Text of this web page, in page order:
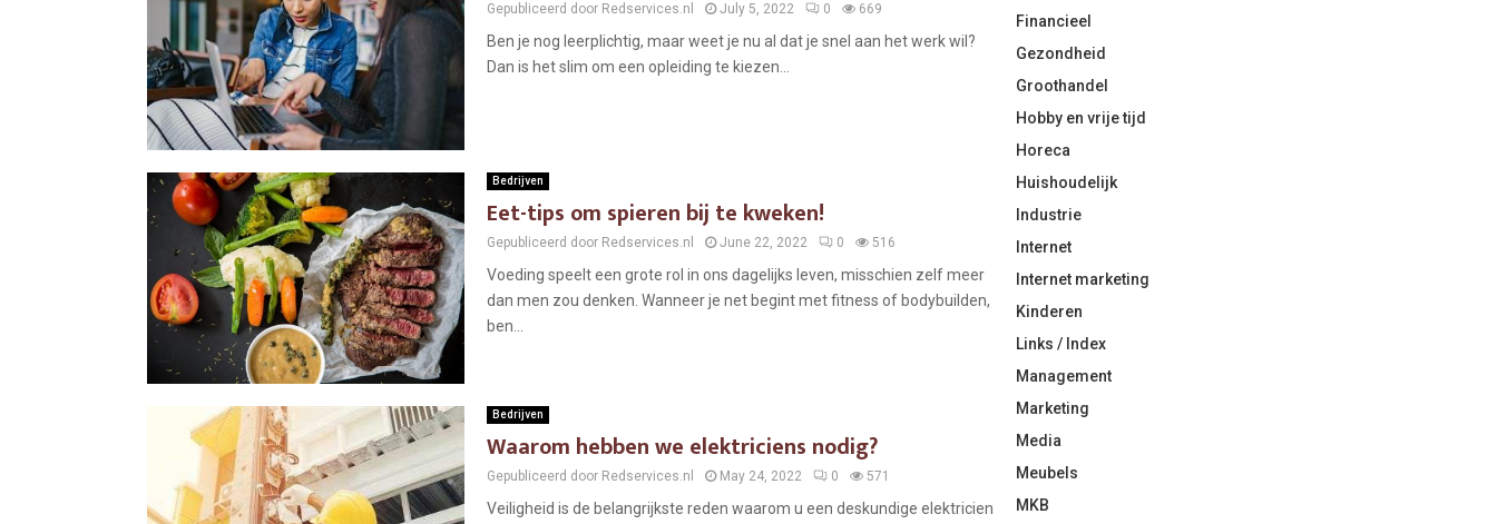
Gepubliceerd door Redservices.nl July 5, 2022 0 669
Ben je nog leerplichtig, maar weet je nu al dat je snel aan het werk wil?
Dan is het slim om een opleiding te kiezen...
Bedrijven
Eet-tips om spieren bij te kweken!
Gepubliceerd door Redservices.nl June 22, 2022 0 516
Voeding speelt een grote rol in ons dagelijks leven, misschien zelf meer
dan men zou denken. Wanneer je net begint met fitness of bodybuilden,
ben...
Bedrijven
Waarom hebben we elektriciens nodig?
Gepubliceerd door Redservices.nl May 24, 2022 0 571
Veiligheid is de belangrijkste reden waarom u een deskundige elektricien
Financieel
Gezondheid
Groothandel
Hobby en vrije tijd
Horeca
Huishoudelijk
Industrie
Internet
Internet marketing
Kinderen
Links / Index
Management
Marketing
Media
Meubels
MKB